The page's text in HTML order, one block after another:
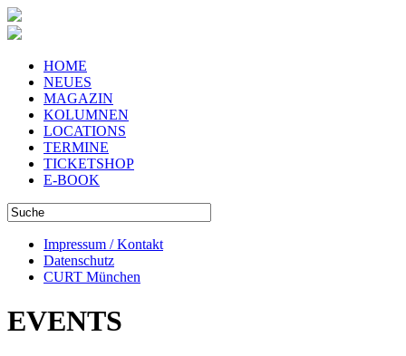
HOME
NEUES
MAGAZIN
KOLUMNEN
LOCATIONS
TERMINE
TICKETSHOP
E-BOOK
Impressum / Kontakt
Datenschutz
CURT München
EVENTS